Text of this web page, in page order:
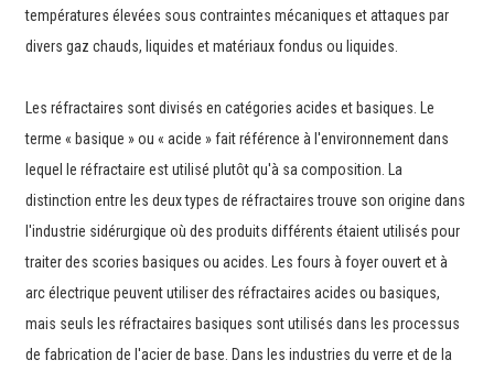
températures élevées sous contraintes mécaniques et attaques par
divers gaz chauds, liquides et matériaux fondus ou liquides.
Les réfractaires sont divisés en catégories acides et basiques. Le
terme « basique » ou « acide » fait référence à l'environnement dans
lequel le réfractaire est utilisé plutôt qu'à sa composition. La
distinction entre les deux types de réfractaires trouve son origine dans
l'industrie sidérurgique où des produits différents étaient utilisés pour
traiter des scories basiques ou acides. Les fours à foyer ouvert et à
arc électrique peuvent utiliser des réfractaires acides ou basiques,
mais seuls les réfractaires basiques sont utilisés dans les processus
de fabrication de l'acier de base. Dans les industries du verre et de la